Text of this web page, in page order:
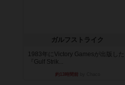
ガルフストライク
1983年にVictory Gamesが出版した
『Gulf Strik...
約13時間前